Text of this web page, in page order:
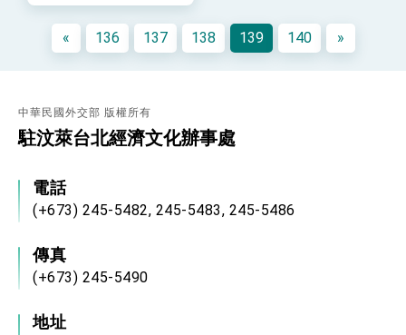
命運
變局中 奮起的新臺灣 總統發表國慶演說
總統發表執政周年談話 盼面對未來挑戰 堅持
總統重要談話
事處」，進一步深化台美交流合作
« 136 137 138 139 140 »
中華民國外交部 版權所有
駐汶萊台北經濟文化辦事處
電話
(+673) 245-5482, 245-5483, 245-5486
傳真
(+673) 245-5490
地址